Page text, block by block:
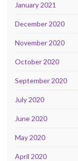
January 2021
December 2020
November 2020
October 2020
September 2020
July 2020
June 2020
May 2020
April 2020